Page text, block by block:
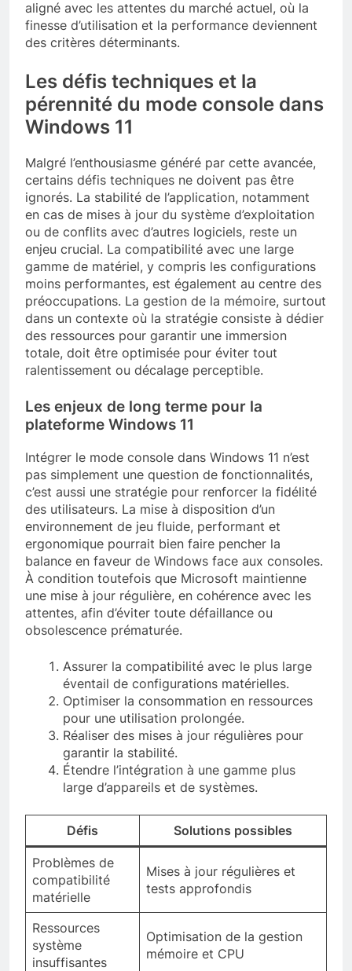
aligné avec les attentes du marché actuel, où la
finesse d’utilisation et la performance deviennent
des critères déterminants.
Les défis techniques et la
pérennité du mode console dans
Windows 11
Malgré l’enthousiasme généré par cette avancée,
certains défis techniques ne doivent pas être
ignorés. La stabilité de l’application, notamment
en cas de mises à jour du système d’exploitation
ou de conflits avec d’autres logiciels, reste un
enjeu crucial. La compatibilité avec une large
gamme de matériel, y compris les configurations
moins performantes, est également au centre des
préoccupations. La gestion de la mémoire, surtout
dans un contexte où la stratégie consiste à dédier
des ressources pour garantir une immersion
totale, doit être optimisée pour éviter tout
ralentissement ou décalage perceptible.
Les enjeux de long terme pour la
plateforme Windows 11
Intégrer le mode console dans Windows 11 n’est
pas simplement une question de fonctionnalités,
c’est aussi une stratégie pour renforcer la fidélité
des utilisateurs. La mise à disposition d’un
environnement de jeu fluide, performant et
ergonomique pourrait bien faire pencher la
balance en faveur de Windows face aux consoles.
À condition toutefois que Microsoft maintienne
une mise à jour régulière, en cohérence avec les
attentes, afin d’éviter toute défaillance ou
obsolescence prématurée.
Assurer la compatibilité avec le plus large
éventail de configurations matérielles.
Optimiser la consommation en ressources
pour une utilisation prolongée.
Réaliser des mises à jour régulières pour
garantir la stabilité.
Étendre l’intégration à une gamme plus
large d’appareils et de systèmes.
Défis Solutions possibles
Problèmes de
compatibilité
matérielle
Mises à jour régulières et
tests approfondis
Ressources
système
insuffisantes
Optimisation de la gestion
mémoire et CPU